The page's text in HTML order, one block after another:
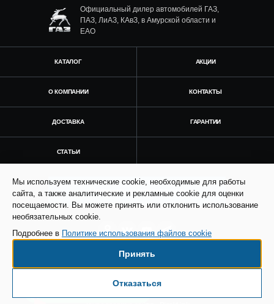
Официальный дилер автомобилей ГАЗ,
ПАЗ, ЛиАЗ, КАвЗ, в Амурской области и
ЕАО
КАТАЛОГ АКЦИИ
О КОМПАНИИ КОНТАКТЫ
ДОСТАВКА ГАРАНТИИ
СТАТЬИ
Получить консультацию
© Все права защищены. Информация сайта
Мы используем технические cookie, необходимые для работы
сайта, а также аналитические и рекламные cookie для оценки
посещаемости. Вы можете принять или отклонить использование
необязательных cookie.
Подробнее в Политике использования файлов cookie
Принять
Отказаться